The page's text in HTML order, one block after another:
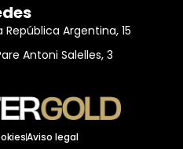
República Argentina, 15
Antoni Salelles, 3
Aviso legal